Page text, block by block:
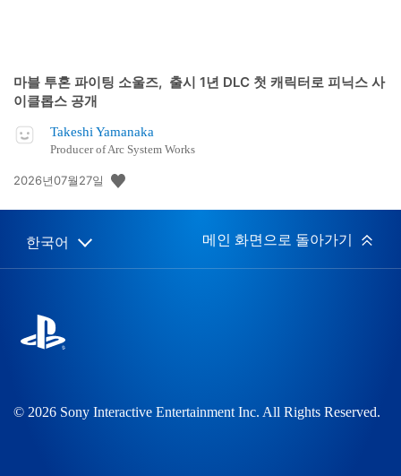
마블 투혼 파이팅 소울즈, 출시 1년 DLC 첫 캐릭터로 피닉스 사
이클롭스 공개
Takeshi Yamanaka
Producer of Arc System Works
공
일:
2026년07월27일
Select
Current
한국어 메인 화면으로 돌아가기
© 2026 Sony Interactive Entertainment Inc. All Rights Reserved.